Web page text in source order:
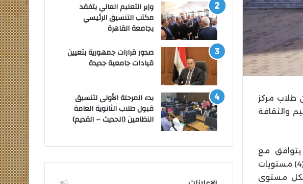
طلاب مركز
والثقافة
وهو ما يتوافق مع
مستهدفات برنامج تنمية القدرات البشرية -أحد برامج رؤية المملكة 2030-، وأكملوا دراسة (4) مستويات
لكل مستوى
وزير التعليم العالي يتفقد
مكتب التنسيق الرئيسي
بجامعة القاهرة
صدور قرارات جمهورية بتعيين
قيادات جامعية جديدة
بدء المرحلة الأولى لتنسيق
قبول طلاب الثانوية العامة
النظامين (الحديث – القديم)